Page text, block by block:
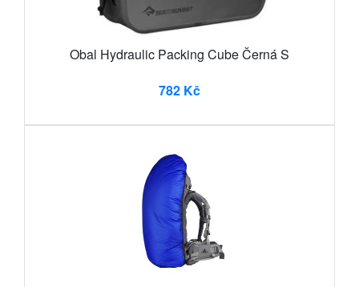
Obal Hydraulic Packing Cube Černá S
782 Kč